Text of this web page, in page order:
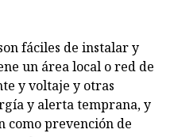
fáciles de instalar y
un área local o red de
y voltaje y otras
y alerta temprana, y
como prevención de